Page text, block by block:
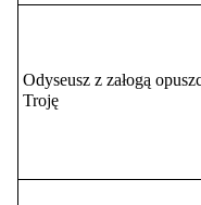
Odyseusz z załogą
Troję